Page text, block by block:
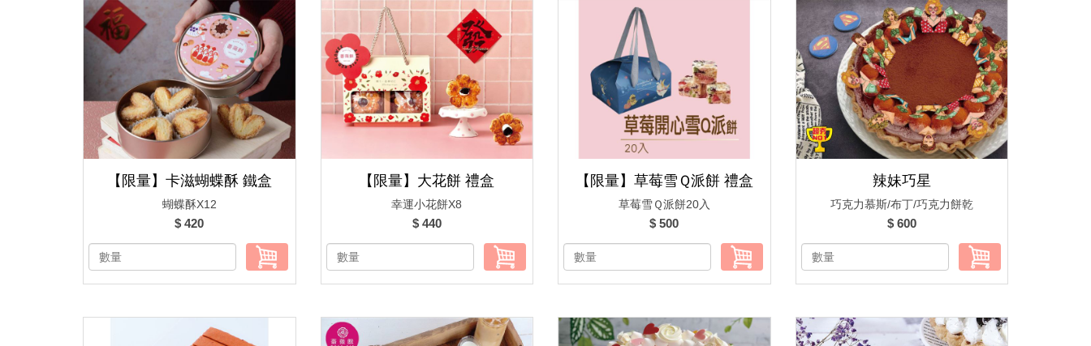
【限量】卡滋蝴蝶酥 鐵盒
蝴蝶酥X12
$ 420
【限量】大花餅 禮盒
幸運小花餅X8
$ 440
【限量】草莓雪Ｑ派餅 禮盒
草莓雪Ｑ派餅20入
$ 500
辣妹巧星
巧克力慕斯/布丁/巧克力餅乾
$ 600